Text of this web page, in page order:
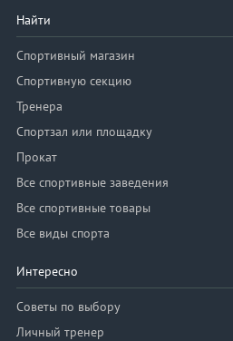
Найти
Спортивный магазин
Спортивную секцию
Тренера
Спортзал или площадку
Прокат
Все спортивные заведения
Все спортивные товары
Все виды спорта
Интересно
Советы по выбору
Личный тренер